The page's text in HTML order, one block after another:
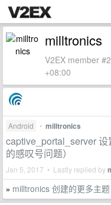
milltronics
V2EX member
+08:00
Android • milltronics
captive_portal_server
的感叹号问题）
Jan 5, 2017 • Lastly replied by
» milltronics 创建的更多主题